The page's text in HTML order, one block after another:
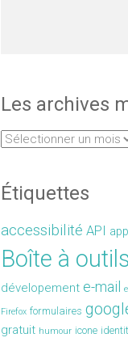
Les archives
Étiquettes
accessibilité API
Boîte à outils
dévelopement e-mail
Firefox formulaires
gratuit humour icone